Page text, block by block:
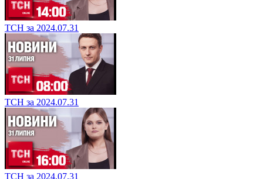
ТСН за 2024.07.31
ТСН за 2024.07.31
ТСН за 2024.07.31